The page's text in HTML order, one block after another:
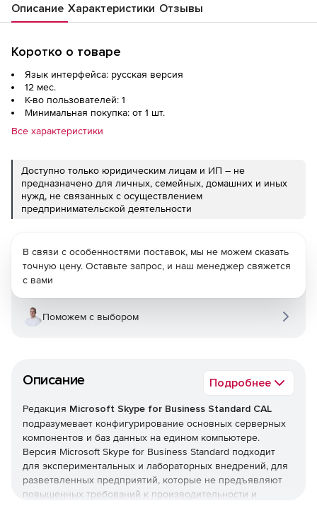
Описание Характеристики Отзывы
Коротко о товаре
Язык интерфейса: русская версия
12 мес.
К-во пользователей: 1
Минимальная покупка: от 1 шт.
Все характеристики
Доступно только юридическим лицам и ИП – не
предназначено для личных, семейных, домашних и иных
нужд, не связанных с осуществлением
предпринимательской деятельности
Описание Подробнее
Редакция Microsoft Skype for Business Standard CAL
подразумевает конфигурирование основных серверных
компонентов и баз данных на едином компьютере.
Версия Microsoft Skype for Business Standard подходит
для экспериментальных и лабораторных внедрений, для
разветвленных предприятий, которые не предъявляют
повышенных требований к производительности и
В связи с особенностями поставок, мы не можем сказать
точную цену. Оставьте запрос, и наш менеджер свяжется
с вами
Поможем с выбором